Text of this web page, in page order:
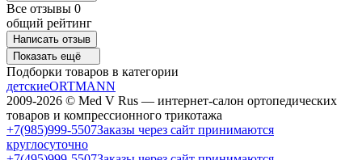
Все отзывы 0
общий рейтинг
Написать отзыв
Показать ещё
Подборки товаров в категории
детскиеORTMANN
2009-2026 © Med V Rus — интернет-салон ортопедических
товаров и компрессионного трикотажа
+7(985)999-5507Заказы через сайт принимаются
круглосуточно